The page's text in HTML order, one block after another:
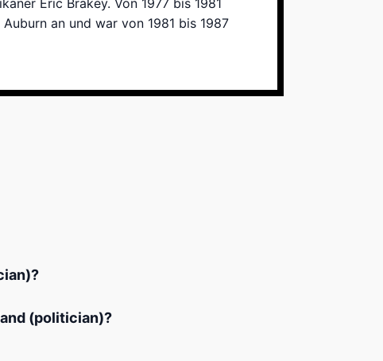
Eric Brakey. Von 1977 bis 1981
an und war von 1981 bis 1987
(politician)?